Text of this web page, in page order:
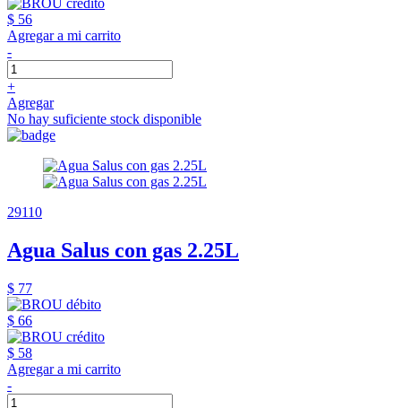
$ 56
Agregar a mi carrito
-
+
Agregar
No hay suficiente stock disponible
29110
Agua Salus con gas 2.25L
$ 77
$ 66
$ 58
Agregar a mi carrito
-